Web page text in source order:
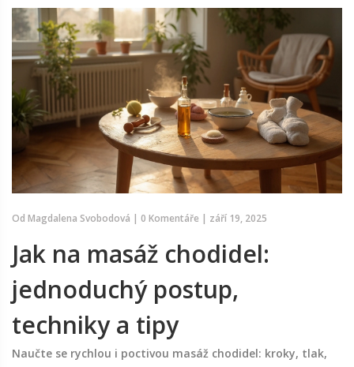
Od Magdalena Svobodová | 0 Komentáře | září 19, 2025
Jak na masáž chodidel:
jednoduchý postup,
techniky a tipy
Naučte se rychlou i poctivou masáž chodidel: kroky, tlak,